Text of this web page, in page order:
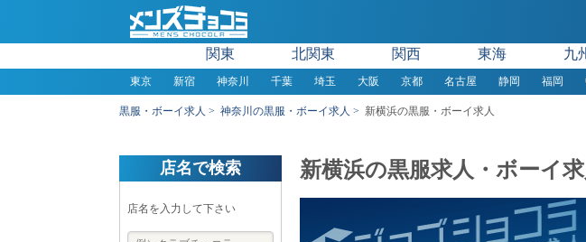
関東 北関東 関西 東海 九
東京 新宿 神奈川 千葉 埼玉 大阪 京都 名古屋 静岡 福岡
黒服・ボーイ求人 神奈川の黒服・ボーイ求人 新横浜の黒服・ボーイ求人
店名で検索
店名を入力して下さい
新横浜の黒服求人・ボーイ